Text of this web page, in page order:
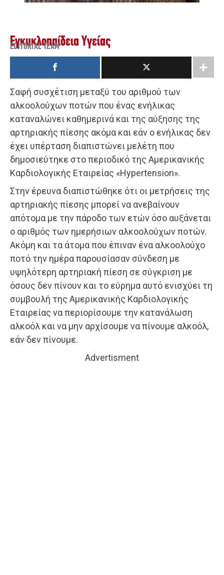
Εγκυκλοπαίδεια Υγείας
EDITORIAL TEAM
Σαφή συσχέτιση μεταξύ του αριθμού των
αλκοολούχων ποτών που ένας ενήλικας
καταναλώνει καθημερινά και της αύξησης της
αρτηριακής πίεσης ακόμα και εάν ο ενήλικας δεν
έχει υπέρταση διαπιστώνει μελέτη που
δημοσιεύτηκε στο περιοδικό της Αμερικανικής
Καρδιολογικής Εταιρείας «Hypertension».
Στην έρευνα διαπιστώθηκε ότι οι μετρήσεις της
αρτηριακής πίεσης μπορεί να ανεβαίνουν
απότομα με την πάροδο των ετών όσο αυξάνεται
ο αριθμός των ημερήσιων αλκοολούχων ποτών.
Ακόμη και τα άτομα που έπιναν ένα αλκοολούχο
ποτό την ημέρα παρουσίασαν σύνδεση με
υψηλότερη αρτηριακή πίεση σε σύγκριση με
όσους δεν πίνουν και το εύρημα αυτό ενισχύει τη
συμβουλή της Αμερικανικής Καρδιολογικής
Εταιρείας να περιορίσουμε την κατανάλωση
αλκοόλ και να μην αρχίσουμε να πίνουμε αλκοόλ,
εάν δεν πίνουμε.
Advertisment